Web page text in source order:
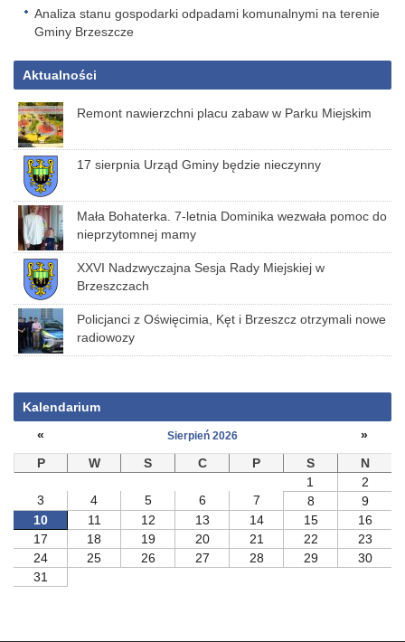
Analiza stanu gospodarki odpadami komunalnymi na terenie
Gminy Brzeszcze
Aktualności
Remont nawierzchni placu zabaw w Parku Miejskim
17 sierpnia Urząd Gminy będzie nieczynny
Mała Bohaterka. 7-letnia Dominika wezwała pomoc do
nieprzytomnej mamy
XXVI Nadzwyczajna Sesja Rady Miejskiej w
Brzeszczach
Policjanci z Oświęcimia, Kęt i Brzeszcz otrzymali nowe
radiowozy
Kalendarium
«
Sierpień 2026
»
P
W S C P S
N
1
2
3
4 5 6 7 8
9
10
11 12 13 14 15
16
17
18 19 20 21 22
23
24
25 26 27 28 29
30
31